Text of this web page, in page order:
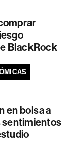
BlackRock
en bolsa a
sentimientos